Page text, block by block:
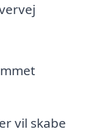
vil skabe